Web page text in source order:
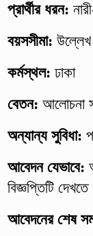
প্রার্থীর ধরন:
বয়সসীমা:
কর্মস্থল: ঢাকা
বেতন: আলোচনা
অন্যান্য সুবিধা:
আবেদন যেভাবে:
বিজ্ঞপ্তিটি দেখতে
আবেদনের শেষ